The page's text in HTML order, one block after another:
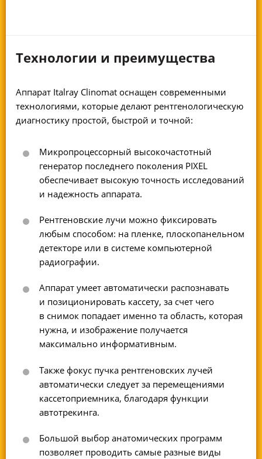
Технологии и преимущества
Аппарат Italray Clinomat оснащен современными
технологиями, которые делают рентгенологическую
диагностику простой, быстрой и точной:
Микропроцессорный высокочастотный
генератор последнего поколения PIXEL
обеспечивает высокую точность исследований
и надежность аппарата.
Рентгеновские лучи можно фиксировать
любым способом: на пленке, плоскопанельном
детекторе или в системе компьютерной
радиографии.
Аппарат умеет автоматически распознавать
и позиционировать кассету, за счет чего
в снимок попадает именно та область, которая
нужна, и изображение получается
максимально информативным.
Также фокус пучка рентгеновских лучей
автоматически следует за перемещениями
кассетоприемника, благодаря функции
автотрекинга.
Большой выбор анатомических программ
позволяет проводить самые разные виды